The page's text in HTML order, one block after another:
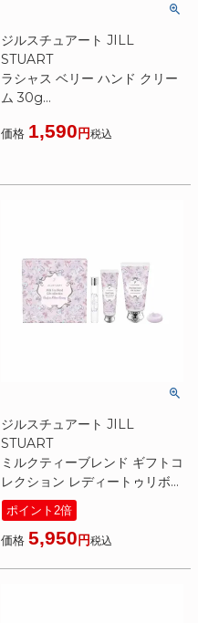
ジルスチュアート JILL
STUART
ラシャス ベリー ハンド クリー
ム 30g
価格 1,590 税込
ジルスチュアート JILL
STUART
ミルクティーブレンド ギフトコ
レクション レディートゥリボン
ランウェイ 10ml/30ml/60ml
限定
[ ボディケアセット ] ☆新入荷
ポイント2倍
価格 5,950 税込